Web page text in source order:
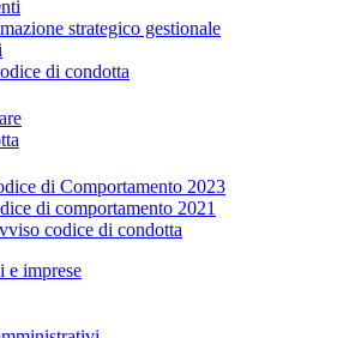
strategico gestionale
di condotta
di Comportamento 2023
di comportamento 2021
codice di condotta
e imprese